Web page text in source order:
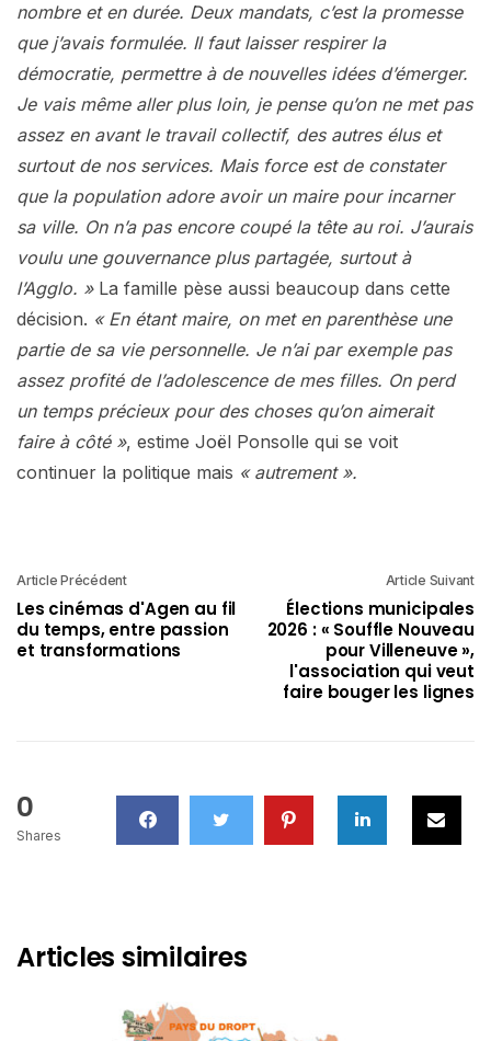
nombre et en durée. Deux mandats, c’est la promesse
que j’avais formulée. Il faut laisser respirer la
démocratie, permettre à de nouvelles idées d’émerger.
Je vais même aller plus loin, je pense qu’on ne met pas
assez en avant le travail collectif, des autres élus et
surtout de nos services. Mais force est de constater
que la population adore avoir un maire pour incarner
sa ville. On n’a pas encore coupé la tête au roi. J’aurais
voulu une gouvernance plus partagée, surtout à
l’Agglo. »La famille pèse aussi beaucoup dans cette
décision. « En étant maire, on met en parenthèse une
partie de sa vie personnelle. Je n’ai par exemple pas
assez profité de l’adolescence de mes filles. On perd
un temps précieux pour des choses qu’on aimerait
faire à côté », estime Joël Ponsolle qui se voit
continuer la politique mais « autrement ».
Article Précédent
Les cinémas d'Agen au fil
du temps, entre passion
et transformations
Article Suivant
Élections municipales
2026 : « Souffle Nouveau
pour Villeneuve »,
l'association qui veut
faire bouger les lignes
0
Shares
Articles similaires